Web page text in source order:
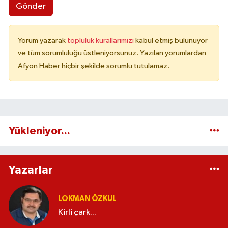
Gönder
Yorum yazarak topluluk kurallarımızı kabul etmiş bulunuyor
ve tüm sorumluluğu üstleniyorsunuz. Yazılan yorumlardan
Afyon Haber hiçbir şekilde sorumlu tutulamaz.
Yükleniyor...
Yazarlar
LOKMAN ÖZKUL
Kirli çark...